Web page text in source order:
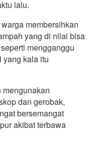
lalu.
membersihkan
yang di nilai bisa
mengganggu
yang kala itu
dan gerobak,
bersemangat
akibat terbawa